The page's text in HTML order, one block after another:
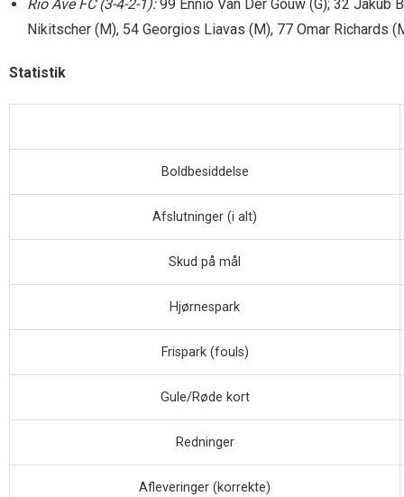
Rio Ave FC (3-4-2-1):99 Ennio Van Der Gouw (G); 32 Jakub
Nikitscher (M), 54 Georgios Liavas (M), 77 Omar Richards
Statistik
Boldbesiddelse
Afslutninger (i alt)
Skud på mål
Hjørnespark
Frispark (fouls)
Gule/Røde kort
Redninger
Afleveringer (korrekte)